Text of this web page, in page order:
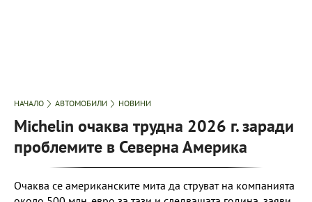
НАЧАЛО АВТОМОБИЛИ НОВИНИ
Michelin очаква трудна 2026 г. заради
проблемите в Северна Америка
Очаква се американските мита да струват на компанията